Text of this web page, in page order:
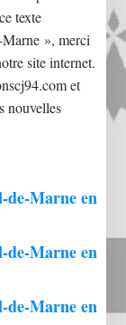
texte
», merci
site internet.
et
nouvelles
de-Marne en
de-Marne en
de-Marne en